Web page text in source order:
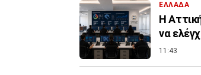
ΕΛΛΑΔΑ
Η
να
11:43